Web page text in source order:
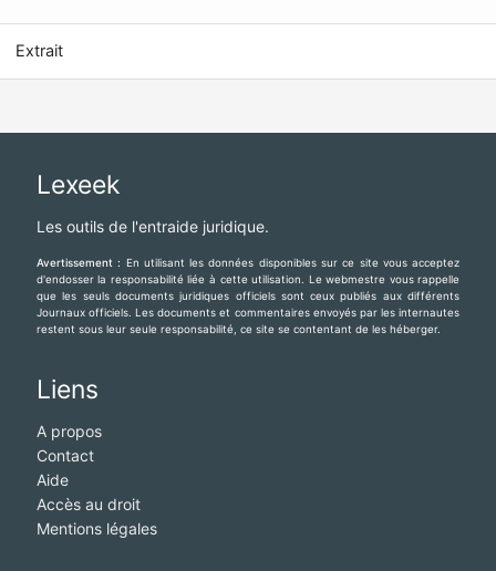
Extrait
Lexeek
Les outils de l'entraide juridique.
Avertissement : En utilisant les données disponibles sur ce site vous acceptez
d'endosser la responsabilité liée à cette utilisation. Le webmestre vous rappelle
que les seuls documents juridiques officiels sont ceux publiés aux différents
Journaux officiels. Les documents et commentaires envoyés par les internautes
restent sous leur seule responsabilité, ce site se contentant de les héberger.
Liens
A propos
Contact
Aide
Accès au droit
Mentions légales